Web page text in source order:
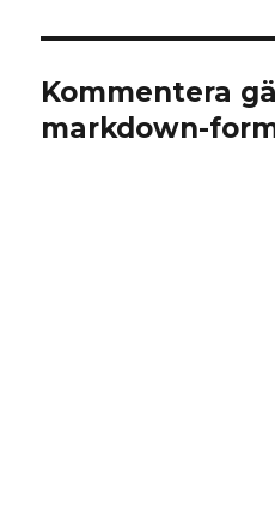
Kommentera
markdown-